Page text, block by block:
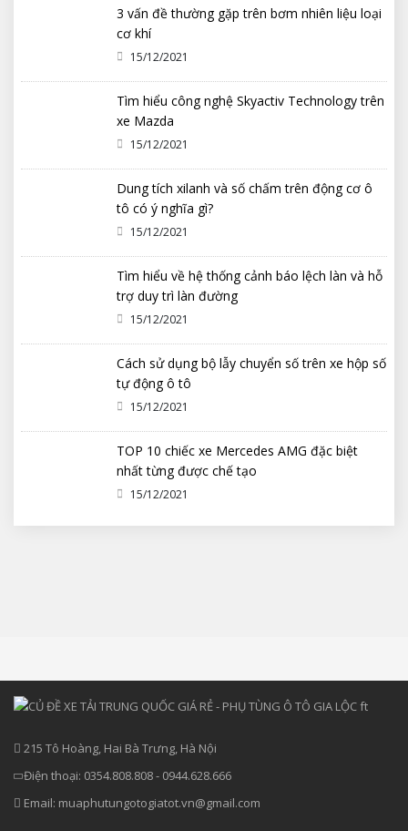
3 vấn đề thường gặp trên bơm nhiên liệu loại
cơ khí
15/12/2021
Tìm hiểu công nghệ Skyactiv Technology trên
xe Mazda
15/12/2021
Dung tích xilanh và số chấm trên động cơ ô
tô có ý nghĩa gì?
15/12/2021
Tìm hiểu về hệ thống cảnh báo lệch làn và hỗ
trợ duy trì làn đường
15/12/2021
Cách sử dụng bộ lẫy chuyển số trên xe hộp số
tự động ô tô
15/12/2021
TOP 10 chiếc xe Mercedes AMG đặc biệt
nhất từng được chế tạo
15/12/2021
215 Tô Hoàng, Hai Bà Trưng, Hà Nội
Điện thoại: 0354.808.808- 0944.628.666
Email: muaphutungotogiatot.vn@gmail.com